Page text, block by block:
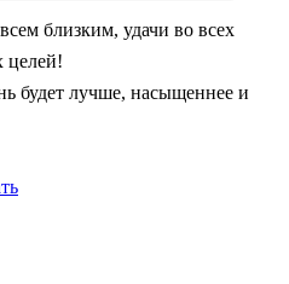
близким, удачи во всех
целей!
будет лучше, насыщеннее и